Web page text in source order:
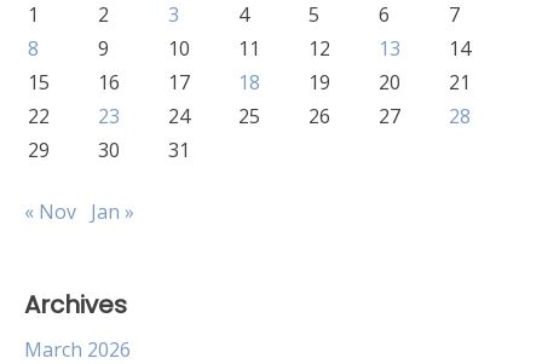
1
2 3 4 5 6
7
8
9 10 11 12 13
14
15
16 17 18 19 20
21
22
23 24 25 26 27
28
29
30 31
« Nov Jan »
Archives
March 2026